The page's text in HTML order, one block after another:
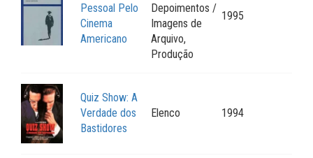
Pessoal Pelo
Cinema
Americano
Depoimentos /
Imagens de
Arquivo,
Produção
1995
Quiz Show: A
Verdade dos
Bastidores
Elenco 1994